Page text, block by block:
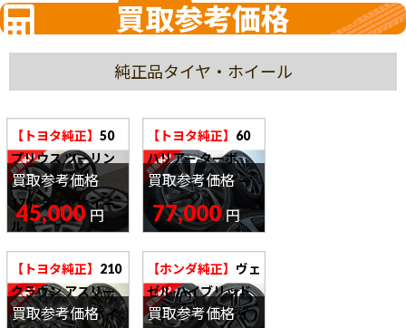
買取参考価格
純正品タイヤ・ホイール
【トヨタ純正】 50
プリウス ツーリン
グセレクション
17in タイヤホイー
ル
買取参考価格
45,000 円
【トヨタ純正】 60
ハリアー ターボ
18in タイヤホイー
ル
買取参考価格
77,000 円
【トヨタ純正】 210
クラウン アスリー
ト 18in タイヤホイ
買取参考価格
【ホンダ純正】 ヴェ
ゼル ハイブリッド
Z 17in タイヤホイ
買取参考価格